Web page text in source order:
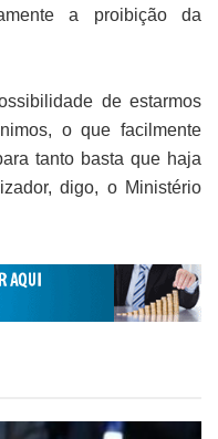
a proibição da
de estarmos
o que facilmente
tanto basta que haja
digo, o Ministério